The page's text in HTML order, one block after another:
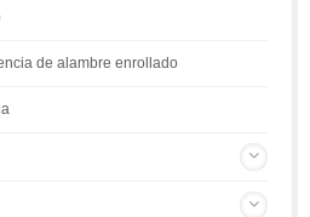
de alambre enrollado